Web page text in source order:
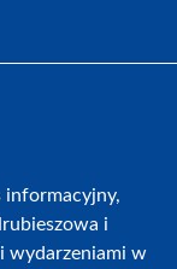
informacyjny,
i
wydarzeniami w